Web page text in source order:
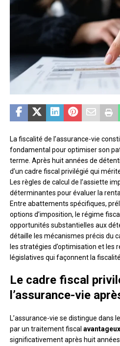
La fiscalité de l’assurance-vie
fondamental pour optimiser son
terme. Après huit années de
d’un cadre fiscal privilégié qui
Les règles de calcul de l’assiette
déterminantes pour évaluer la
Entre abattements spécifiques,
options d’imposition, le régime
opportunités substantielles aux
détaille les mécanismes précis du
les stratégies d’optimisation et les
législatives qui façonnent la
Le cadre fiscal
l’assurance-vie
L’assurance-vie se distingue dans
par un traitement fiscal avantageux
significativement après huit